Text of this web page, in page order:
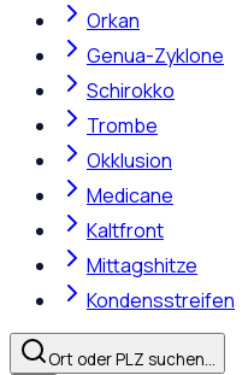
Orkan
Genua-Zyklone
Schirokko
Trombe
Okklusion
Medicane
Kaltfront
Mittagshitze
Kondensstreifen
Ort oder PLZ suchen…